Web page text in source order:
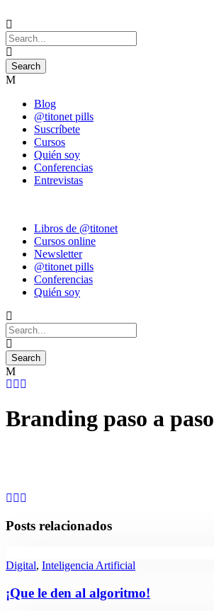
Blog
@titonet pills
Suscríbete
Cursos
Quién soy
Conferencias
Entrevistas
Libros de @titonet
Cursos online
Newsletter
@titonet pills
Conferencias
Quién soy
Branding paso a paso
Posts relacionados
Digital, Inteligencia Artificial
¡Que le den al algoritmo!